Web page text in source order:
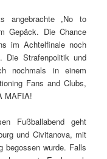
angebrachte „No to
Gepäck. Die Chance
im Achtelfinale noch
Die Strafenpolitik und
nochmals in einem
Fans and Clubs,
MAFIA!
Fußballabend geht
und Civitanova, mit
begossen wurde. Falls